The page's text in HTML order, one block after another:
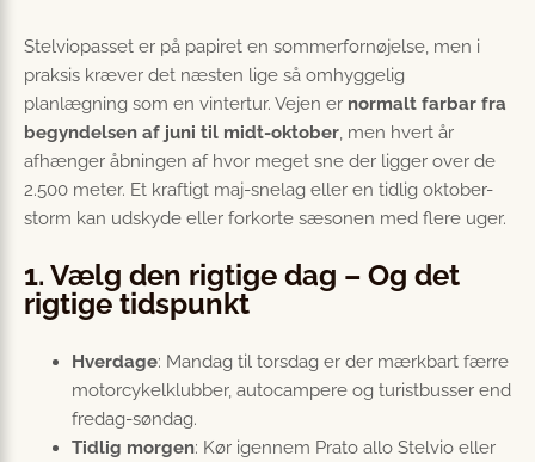
Stelviopasset er på papiret en sommerfornøjelse, men i
praksis kræver det næsten lige så omhyggelig
planlægning som en vintertur. Vejen er normalt farbar fra
begyndelsen af juni til midt-oktober, men hvert år
afhænger åbningen af hvor meget sne der ligger over de
2.500 meter. Et kraftigt maj-snelag eller en tidlig oktober-
storm kan udskyde eller forkorte sæsonen med flere uger.
1. Vælg den rigtige dag – Og det
rigtige tidspunkt
Hverdage: Mandag til torsdag er der mærkbart færre
motorcykelklubber, autocampere og turistbusser end
fredag-søndag.
Tidlig morgen: Kør igennem Prato allo Stelvio eller